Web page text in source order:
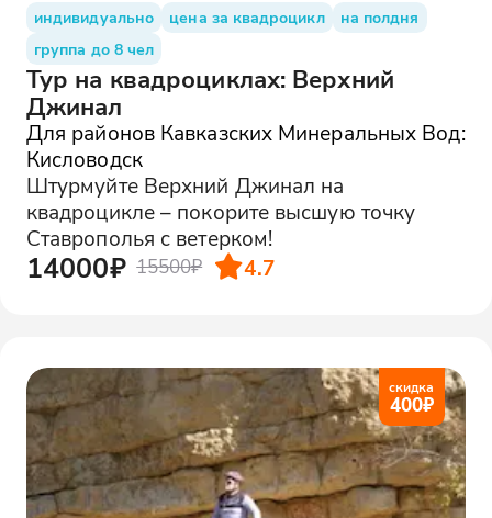
индивидуально цена за квадроцикл
на полдня
группа до 8 чел
Тур на квадроциклах: Верхний
Джинал
Для районов Кавказских Минеральных Вод:
Кисловодск
Штурмуйте Верхний Джинал на
квадроцикле – покорите высшую точку
Ставрополья с ветерком!
14000₽ 15500₽ 4.7
скидка
400₽